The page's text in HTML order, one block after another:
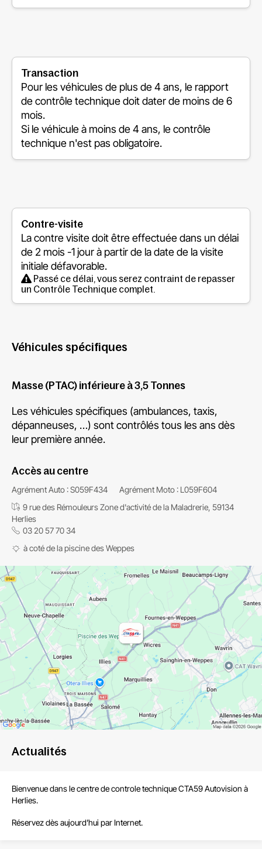
Transaction
Pour les véhicules de plus de 4 ans, le rapport
de contrôle technique doit dater de moins de 6
mois.
Si le véhicule à moins de 4 ans, le contrôle
technique n'est pas obligatoire.
Contre-visite
La contre visite doit être effectuée dans un délai
de 2 mois -1 jourà partir de la date de la visite
initiale défavorable.
Passé ce délai, vous serez contraint de repasser
un Contrôle Technique complet.
Véhicules spécifiques
Masse (PTAC) inférieure à 3,5 Tonnes
Les véhicules spécifiques (ambulances, taxis,
dépanneuses, …) sont contrôlés tous les ans dès
leur première année.
Accès au centre
Agrément Auto : S059F434
Agrément Moto : L059F604
9 rue des Rémouleurs Zone d'activité de la Maladrerie, 59134
Herlies
03 20 57 70 34
à coté de la piscine des Weppes
Actualités
Bienvenue dans le centre decontrole technique CTA59 Autovision à
Herlies.
Réservez dès aujourd’hui par Internet.